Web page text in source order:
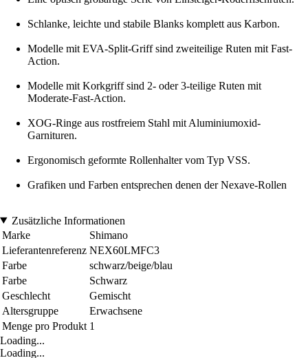
Schlanke, leichte und stabile Blanks komplett aus Karbon.
Modelle mit EVA-Split-Griff sind zweiteilige Ruten mit Fast-
Action.
Modelle mit Korkgriff sind 2- oder 3-teilige Ruten mit
Moderate-Fast-Action.
XOG-Ringe aus rostfreiem Stahl mit Aluminiumoxid-
Garnituren.
Ergonomisch geformte Rollenhalter vom Typ VSS.
Grafiken und Farben entsprechen denen der Nexave-Rollen
Zusätzliche Informationen
Marke
Shimano
Lieferantenreferenz NEX60LMFC3
Farbe
schwarz/beige/blau
Farbe
Schwarz
Geschlecht
Gemischt
Altersgruppe
Erwachsene
Menge pro Produkt 1
Loading...
Loading...